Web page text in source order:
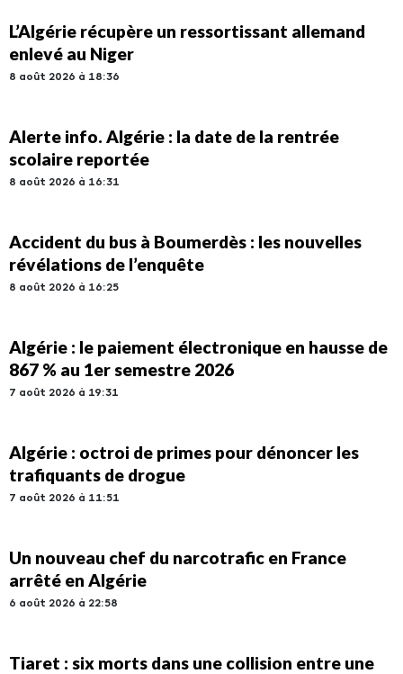
L’Algérie récupère un ressortissant allemand
enlevé au Niger
8 août 2026 à 18:36
Alerte info. Algérie : la date de la rentrée
scolaire reportée
8 août 2026 à 16:31
Accident du bus à Boumerdès : les nouvelles
révélations de l’enquête
8 août 2026 à 16:25
Algérie : le paiement électronique en hausse de
867 % au 1er semestre 2026
7 août 2026 à 19:31
Algérie : octroi de primes pour dénoncer les
trafiquants de drogue
7 août 2026 à 11:51
Un nouveau chef du narcotrafic en France
arrêté en Algérie
6 août 2026 à 22:58
Tiaret : six morts dans une collision entre une